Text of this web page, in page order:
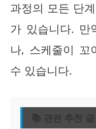
과정의 모든 단
가 있습니다. 만
나, 스케줄이 꼬
수 있습니다.
📚 관련 추천 글